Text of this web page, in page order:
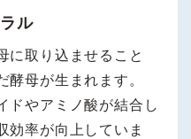
ル
に取り込ませること
母が生まれます。
ドやアミノ酸が結合し
効率が向上していま